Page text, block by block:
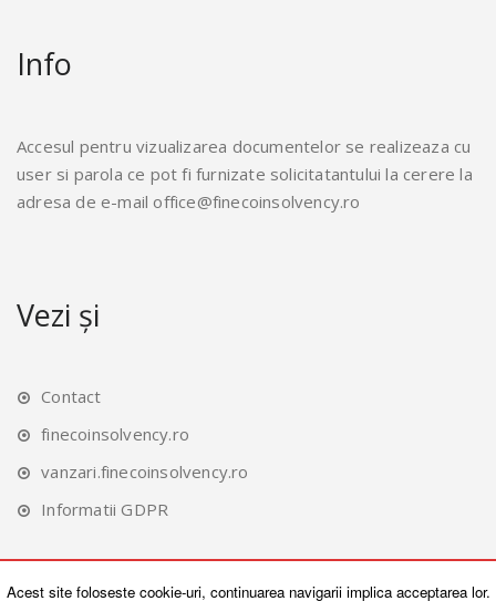
Info
Accesul pentru vizualizarea documentelor se realizeaza cu
user si parola ce pot fi furnizate solicitatantului la cerere la
adresa de e-mail office@finecoinsolvency.ro
Vezi și
Contact
finecoinsolvency.ro
vanzari.finecoinsolvency.ro
Informatii GDPR
Acest site foloseste cookie-uri, continuarea navigarii implica acceptarea lor.